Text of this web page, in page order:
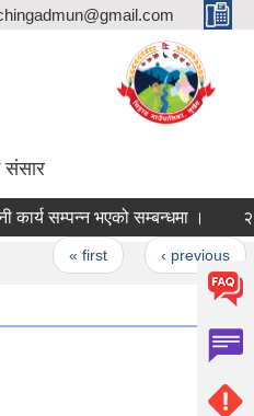
सम्पन्न भएको सम्बन्धमा ।
‹ previous